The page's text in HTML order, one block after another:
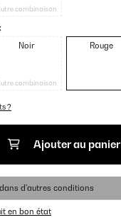
combinaison
Noir
combinaison
Rouge
?
Ajouter au panier
d'autres conditions
en bon état